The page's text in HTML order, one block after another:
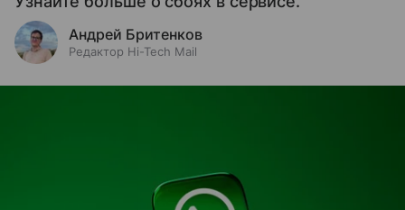
Андрей Бритенков
Редактор Hi-Tech Mail